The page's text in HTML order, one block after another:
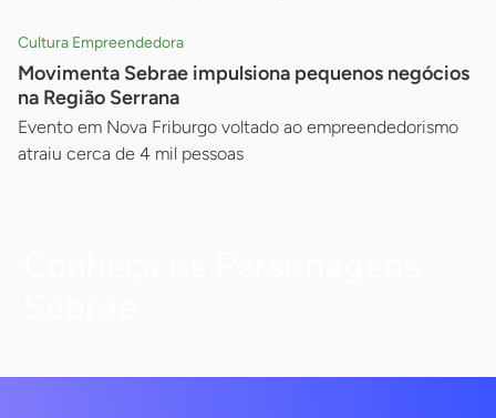
Cultura Empreendedora
Movimenta Sebrae impulsiona pequenos negócios
na Região Serrana
Evento em Nova Friburgo voltado ao empreendedorismo
atraiu cerca de 4 mil pessoas